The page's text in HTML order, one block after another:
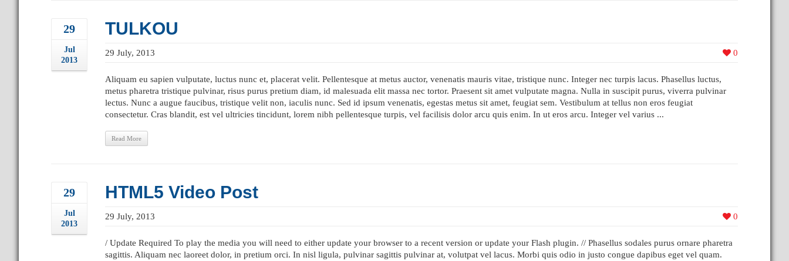
29
Jul
2013
TULKOU
0
29 July, 2013
Aliquam eu sapien vulputate, luctus nunc et, placerat velit. Pellentesque at metus auctor, venenatis mauris vitae, tristique nunc. Integer nec turpis lacus. Phasellus luctus,
metus pharetra tristique pulvinar, risus purus pretium diam, id malesuada elit massa nec tortor. Praesent sit amet vulputate magna. Nulla in suscipit purus, viverra pulvinar
lectus. Nunc a augue faucibus, tristique velit non, iaculis nunc. Sed id ipsum venenatis, egestas metus sit amet, feugiat sem. Vestibulum at tellus non eros feugiat
consectetur. Cras blandit, est vel ultricies tincidunt, lorem nibh pellentesque turpis, vel facilisis dolor arcu quis enim. In ut eros arcu. Integer vel varius ...
Read More
29
Jul
2013
HTML5 Video Post
0
29 July, 2013
/ Update Required To play the media you will need to either update your browser to a recent version or update your Flash plugin. // Phasellus sodales purus ornare pharetra
sagittis. Aliquam nec laoreet dolor, in pretium orci. In nisl ligula, pulvinar sagittis pulvinar at, volutpat vel lacus. Morbi quis odio in justo congue dapibus eget vel quam.